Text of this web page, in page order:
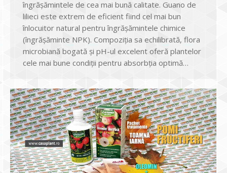
îngrășămintele de cea mai bună calitate. Guano de
lilieci este extrem de eficient fiind cel mai bun
înlocuitor natural pentru îngrășămintele chimice
(îngrășăminte NPK). Compoziția sa echilibrată, flora
microbiană bogată și pH-ul excelent oferă plantelor
cele mai bune condiții pentru absorbția optimă…